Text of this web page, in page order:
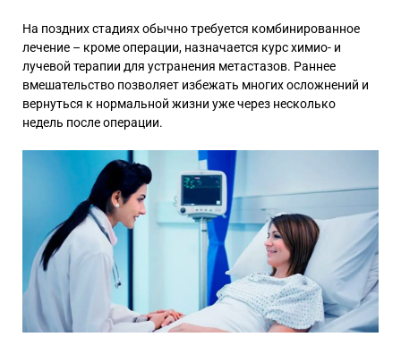
На поздних стадиях обычно требуется комбинированное
лечение – кроме операции, назначается курс химио- и
лучевой терапии для устранения метастазов. Раннее
вмешательство позволяет избежать многих осложнений и
вернуться к нормальной жизни уже через несколько
недель после операции.